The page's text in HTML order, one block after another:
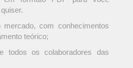
mercado, com conhecimentos
teórico;
todos os colaboradores das